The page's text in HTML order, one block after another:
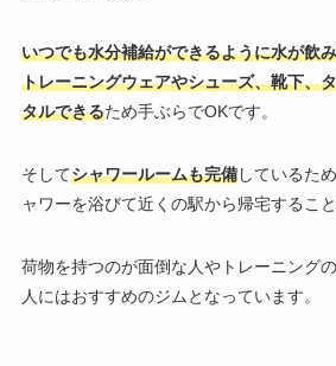
いつでも水分補給ができるように水が飲
トレーニングウェアやシューズ、靴下、
タルできるため手ぶらでOKです。
そしてシャワールームも完備しているた
ャワーを浴びて近くの駅から帰宅すること
荷物を持つのが面倒な人やトレーニング
人にはおすすめのジムとなっています。